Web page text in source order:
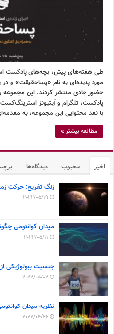
طی هفته‌های پیش، بچه‌های پادکست
مورد پدیده‌ای به نام «پساحقیقت» و
حضور جادی منتشر کردند. این مجموعه
پادکست، تلگرام و آیتیونز
با نقد محتوایی این مجموعه، به
مطالعه بیشتر »
اخیر محبوب دیدگاه‌ها
زنگ تفریح: حرکت
2022/05/19
میدان کوانتومی
2022/05/11
جنسیت بیولوژیکی
2022/05/02
نظریه میدان
2022/04/26